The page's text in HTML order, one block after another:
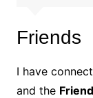
Friends
I have
and the